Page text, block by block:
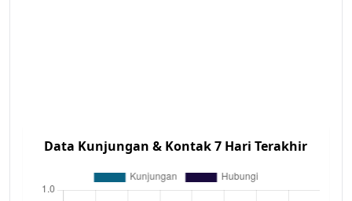
Data Kunjungan & Kontak 7 Hari Terakhir